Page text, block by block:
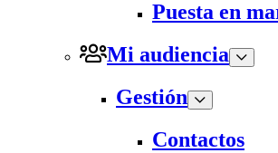
Puesta en
Mi audiencia
Gestión
Contactos